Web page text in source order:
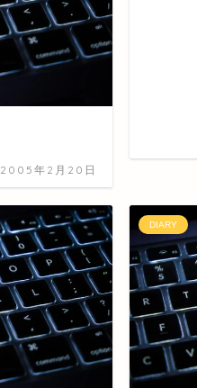
2005年2月20日
DIARY